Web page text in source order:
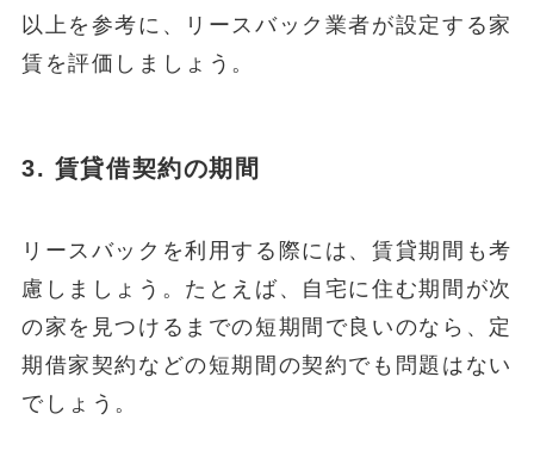
以上を参考に、リースバック業者が設定する家
賃を評価しましょう。
3. 賃貸借契約の期間
リースバックを利用する際には、賃貸期間も考
慮しましょう。たとえば、自宅に住む期間が次
の家を見つけるまでの短期間で良いのなら、定
期借家契約などの短期間の契約でも問題はない
でしょう。